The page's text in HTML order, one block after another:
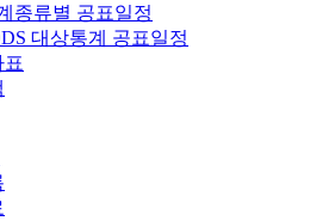
종류별 공표일정
대상통계 공표일정